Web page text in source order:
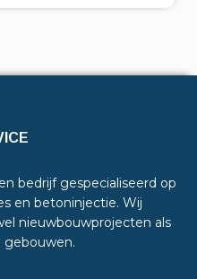
bedrijf gespecialiseerd op
en betoninjectie. Wij
nieuwbouwprojecten als
gebouwen.